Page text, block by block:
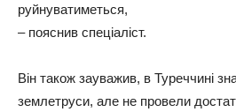
руйнуватиметься,
– пояснив спеціаліст.
Він також зауважив, в Туреччині
землетруси, але не провели